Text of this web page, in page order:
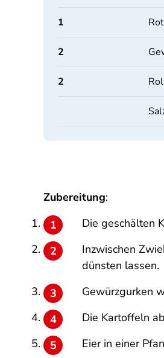
1
2
2
Zubereitung:
Die geschälten
Inzwischen
dünsten lassen.
Gewürzgurken
Die Kartoffeln
Eier in einer